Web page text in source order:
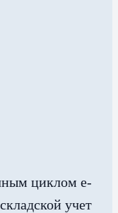
циклом e-
учет